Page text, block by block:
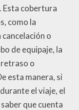
Esta cobertura
como la
o
de equipaje, la
retraso o
esta manera, si
el viaje, el
que cuenta